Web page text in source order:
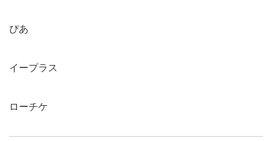
ぴあ
イープラス
ローチケ